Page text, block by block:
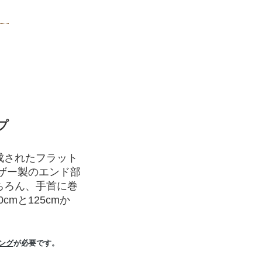
れたフラット
ー製のエンド部
ろん、手首に巻
と125cmか
グが必要です。